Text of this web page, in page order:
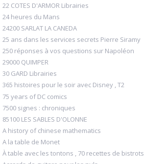
22 COTES D'ARMOR Librairies
24 heures du Mans
24200 SARLAT LA CANEDA
25 ans dans les services secrets Pierre Siramy
250 réponses à vos questions sur Napoléon
29000 QUIMPER
30 GARD Librairies
365 histoires pour le soir avec Disney , T2
75 years of DC comics
7500 signes : chroniques
85100 LES SABLES D'OLONNE
A history of chinese mathematics
A la table de Monet
À table avec les tontons , 70 recettes de bistrots